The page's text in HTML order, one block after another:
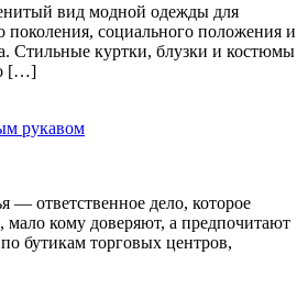
вид модной одежды для
поколения, социального положения и
Стильные куртки, блузки и костюмы
[…]
рукавом
— ответственное дело, которое
кому доверяют, а предпочитают
бутикам торговых центров,